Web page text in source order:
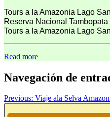
Tours a la Amazonia Lago
Reserva Nacional
Tours a la Amazonia Lago
Read more
Navegación de
Previous: Viaje ala Selva